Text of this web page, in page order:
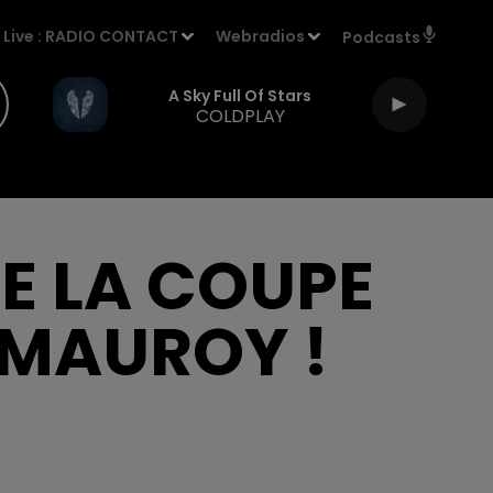
Live : RADIO CONTACT Webradios Podcasts
A Sky Full Of Stars
COLDPLAY
LA COUPE
!